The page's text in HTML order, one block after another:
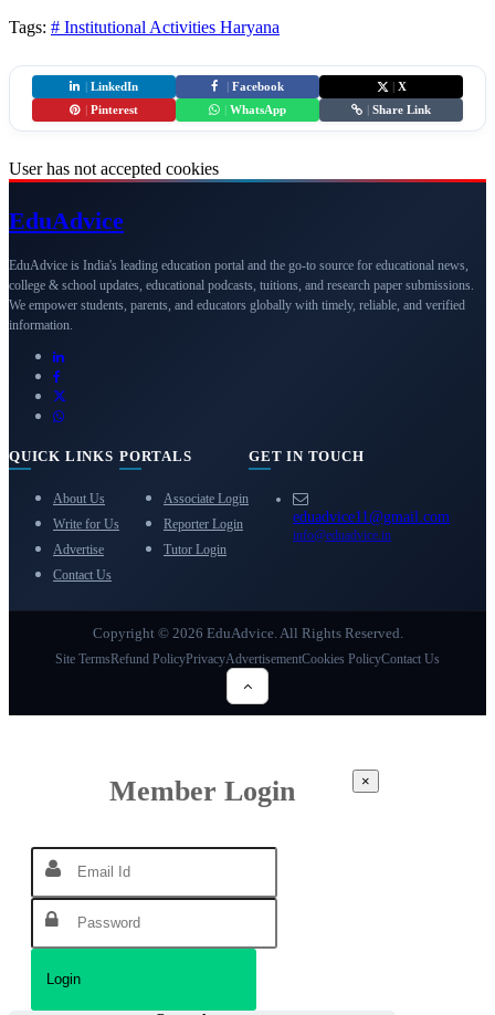
Tags: # Institutional Activities Haryana
LinkedIn Facebook
X
Pinterest WhatsApp Share Link
User has not accepted cookies
EduAdvice
EduAdvice is India's leading education portal and the go-to source for educational news,
college & school updates, educational podcasts, tuitions, and research paper submissions.
We empower students, parents, and educators globally with timely, reliable, and verified
information.
QUICK LINKS
About Us
Write for Us
Advertise
Contact Us
PORTALS
Associate Login
Reporter Login
Tutor Login
GET IN TOUCH
eduadvice11@gmail.com
info@eduadvice.in
Copyright © 2026 EduAdvice. All Rights Reserved.
Site TermsRefund PolicyPrivacyAdvertisementCookies PolicyContact Us
Member Login ×